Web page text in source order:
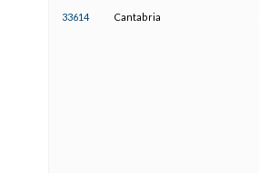
33614 Cantabria